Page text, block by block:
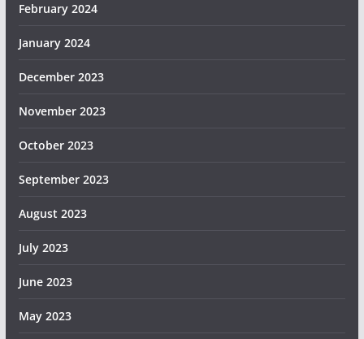
February 2024
January 2024
December 2023
November 2023
October 2023
September 2023
August 2023
July 2023
June 2023
May 2023